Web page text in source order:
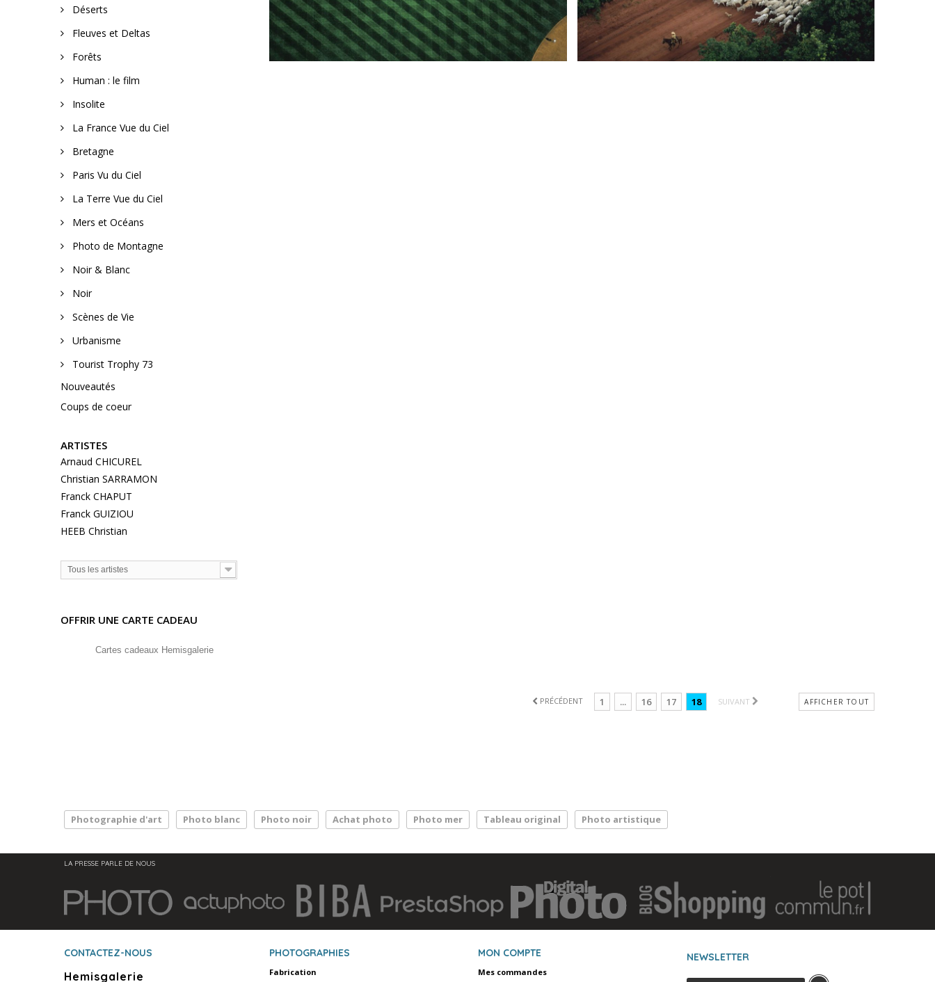
Déserts
Fleuves et Deltas
Forêts
Human : le film
Insolite
La France Vue du Ciel
Bretagne
Paris Vu du Ciel
La Terre Vue du Ciel
Mers et Océans
Photo de Montagne
Noir & Blanc
Noir
Scènes de Vie
Urbanisme
Tourist Trophy 73
Nouveautés
Coups de coeur
ARTISTES
Arnaud CHICUREL
Christian SARRAMON
Franck CHAPUT
Franck GUIZIOU
HEEB Christian
Tous les artistes
OFFRIR UNE CARTE CADEAU
Cartes cadeaux Hemisgalerie
AFFICHER TOUT
PRÉCÉDENT 1 ... 16 17 18 SUIVANT
Photographie d'art Photo blanc Photo noir Achat photo Photo mer Tableau original Photo artistique
LA PRESSE PARLE DE NOUS
CONTACTEZ-NOUS
Hemisgalerie
PHOTOGRAPHIES
Fabrication
MON COMPTE
Mes commandes
NEWSLETTER